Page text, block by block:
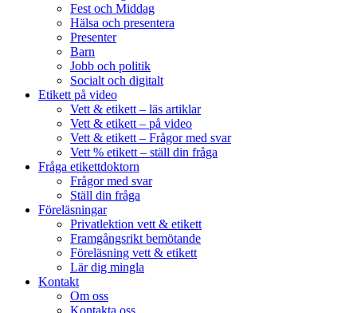
Fest och Middag
Hälsa och presentera
Presenter
Barn
Jobb och politik
Socialt och digitalt
Etikett på video
Vett & etikett – läs artiklar
Vett & etikett – på video
Vett & etikett – Frågor med svar
Vett % etikett – ställ din fråga
Fråga etikettdoktorn
Frågor med svar
Ställ din fråga
Föreläsningar
Privatlektion vett & etikett
Framgångsrikt bemötande
Föreläsning vett & etikett
Lär dig mingla
Kontakt
Om oss